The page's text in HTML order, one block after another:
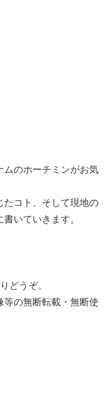
ムのホーチミンがお気
たコト、そして現地の
いていきます。
どうぞ。
の無断転載・無断使